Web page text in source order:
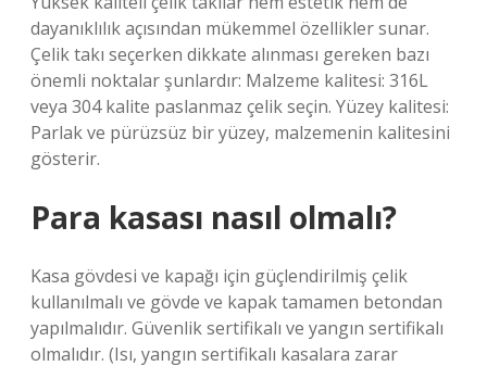
dayanıklılık açısından mükemmel özellikler sunar.
Çelik takı seçerken dikkate alınması gereken bazı
önemli noktalar şunlardır: Malzeme kalitesi: 316L
veya 304 kalite paslanmaz çelik seçin. Yüzey kalitesi:
Parlak ve pürüzsüz bir yüzey, malzemenin kalitesini
gösterir.
Para kasası nasıl olmalı?
Kasa gövdesi ve kapağı için güçlendirilmiş çelik
kullanılmalı ve gövde ve kapak tamamen betondan
yapılmalıdır. Güvenlik sertifikalı ve yangın sertifikalı
olmalıdır. (Isı, yangın sertifikalı kasalara zarar